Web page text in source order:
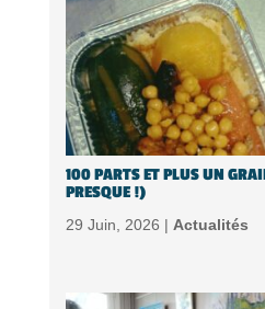
100 PARTS ET PLUS UN
PRESQUE !)
29 Juin, 2026 | Actualités